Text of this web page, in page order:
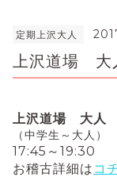
定期上沢大人
上沢道場 大
上沢道場 大人
（中学生～大人）
17:45～19:30
お稽古詳細は コ